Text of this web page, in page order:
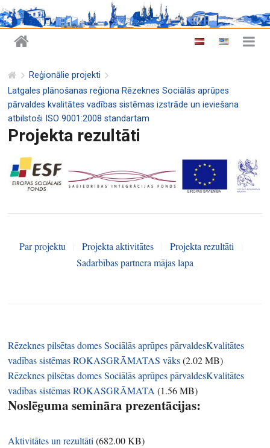
Reģionālie projekti
Latgales plānošanas reģiona Rēzeknes Sociālās aprūpes
pārvaldes kvalitātes vadības sistēmas izstrāde un ieviešana
atbilstoši ISO 9001:2008 standartam
Projekta rezultāti
Par projektu Projekta aktivitātes Projekta rezultāti
Sadarbības partnera mājas lapa
Rēzeknes pilsētas domes Sociālās aprūpes pārvaldesKvalitātes
vadības sistēmas ROKASGRĀMATAS vāks(2.02 MB)
Rēzeknes pilsētas domes Sociālās aprūpes pārvaldesKvalitātes
vadības sistēmas ROKASGRĀMATA (1.56 MB)
Noslēguma semināra prezentācijas:
Aktivitātes un rezultāti (682.00 KB)